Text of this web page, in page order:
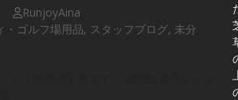
RunjoyAina
・ゴルフ場用品, スタッフブログ, 未分